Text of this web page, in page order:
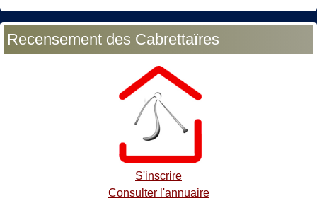
Recensement des Cabrettaïres
S'inscrire
Consulter l'annuaire